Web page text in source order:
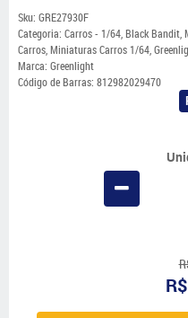
Sku: GRE27930F
Categoria: Carros - 1/64,Black Bandit,
Carros,Miniaturas Carros 1/64,
Marca: Greenlight
Código de Barras: 812982029470